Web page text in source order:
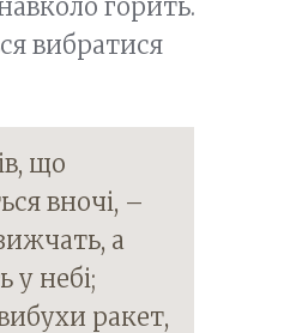
горить.
вибратися
що
вночі, –
а
у небі;
ракет,